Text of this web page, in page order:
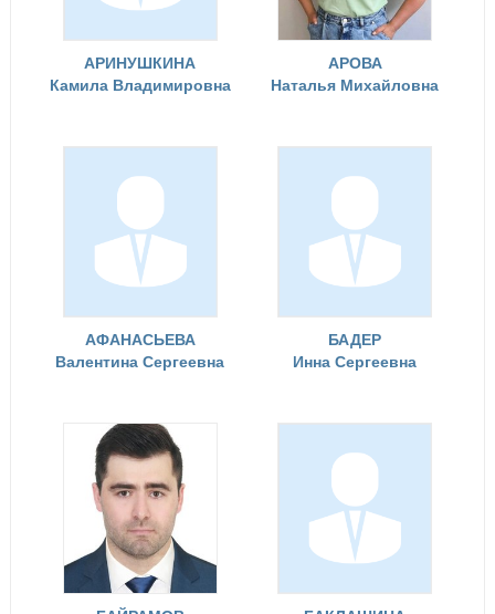
АРИНУШКИНА
Камила Владимировна
АРОВА
Наталья Михайловна
АФАНАСЬЕВА
Валентина Сергеевна
БАДЕР
Инна Сергеевна